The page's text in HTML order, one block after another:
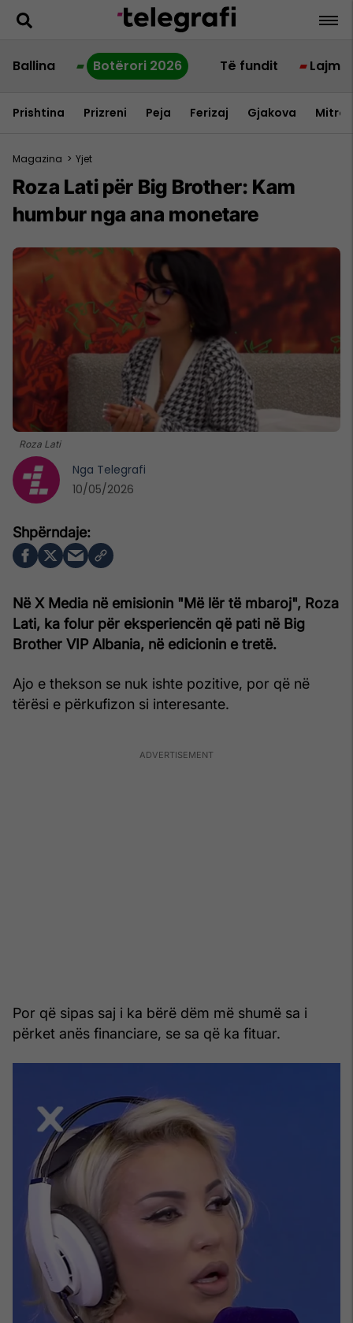
Ballina Botërori 2026 Të fundit Lajme
Prishtina Prizreni Peja Ferizaj Gjakova
Magazina > Yjet
Roza Lati për Big Brother: Kam
humbur nga ana monetare
Roza Lati
Në X Media në emisionin "Më lër të mbaroj", Roza
Lati, ka folur për eksperiencën që pati në Big
Brother VIP Albania, në edicionin e tretë.
Ajo e thekson se nuk ishte pozitive, por që në
tërësi e përkufizon si interesante.
Por që sipas saj i ka bërë dëm më shumë sa i
përket anës financiare, se sa që ka fituar.
Nga Telegrafi
10/05/2026